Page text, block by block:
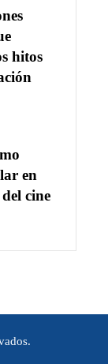
hitos
en
cine